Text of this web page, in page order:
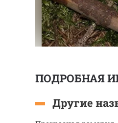
ПОДРОБНАЯ
Другие